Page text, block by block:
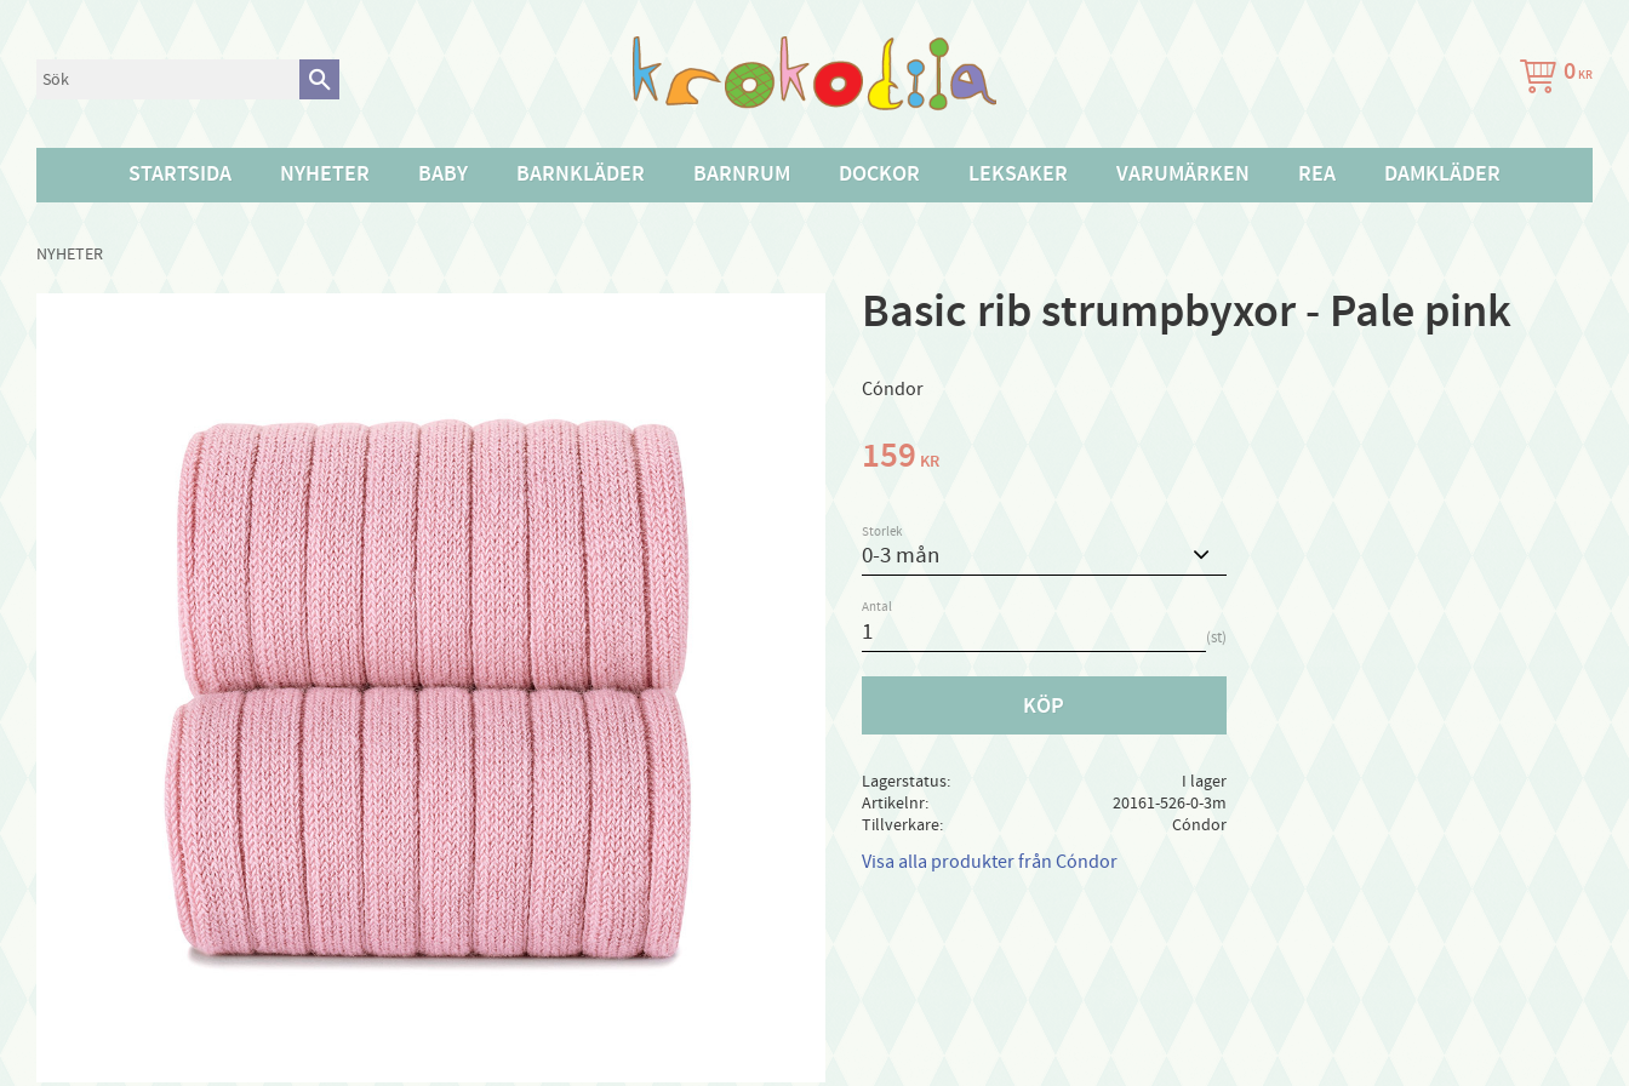
0 KR
STARTSIDA NYHETER BABY BARNKLÄDER BARNRUM DOCKOR LEKSAKER VARUMÄRKEN REA DAMKLÄDER
NYHETER
Basic rib strumpbyxor - Pale pink
Cóndor
159 KR
Storlek
Antal
st
KÖP
Lagerstatus
I lager
Artikelnr
20161-526-0-3m
Tillverkare
Cóndor
Visa alla produkter från Cóndor